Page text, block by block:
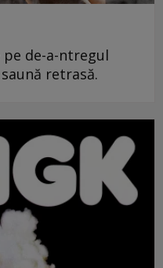
pe de-a-ntregul
retrasă.